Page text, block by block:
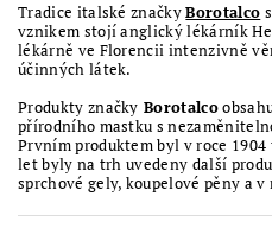
Tradice italské značkyBorotalco
vznikem stojí anglický lékárník
lékárně ve Florencii intenzivně
účinných látek.
Produkty značky Borotalco
přírodního mastku s
Prvním produktem byl v roce
let byly na trh uvedeny další
sprchové gely, koupelové pěny a